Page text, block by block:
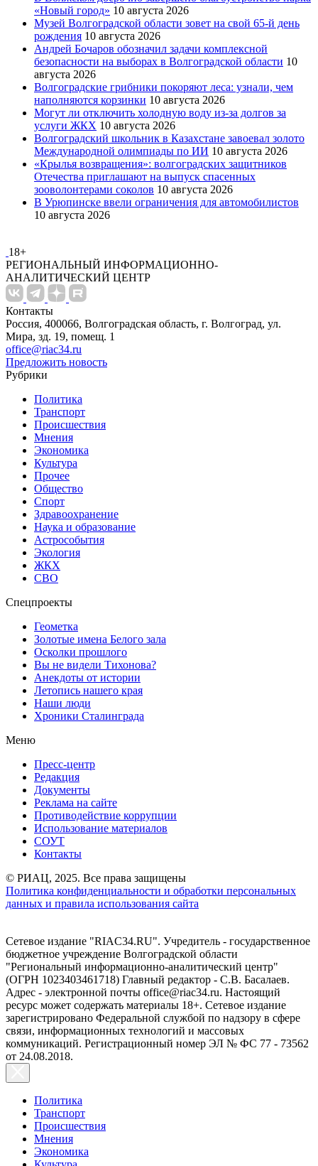
«Новый город» 10 августа 2026
Музей Волгоградской области зовет на свой 65-й день
рождения 10 августа 2026
Андрей Бочаров обозначил задачи комплексной
безопасности на выборах в Волгоградской области 10
августа 2026
Волгоградские грибники покоряют леса: узнали, чем
наполняются корзинки 10 августа 2026
Могут ли отключить холодную воду из-за долгов за
услуги ЖКХ 10 августа 2026
Волгоградский школьник в Казахстане завоевал золото
Международной олимпиады по ИИ 10 августа 2026
«Крылья возвращения»: волгоградских защитников
Отечества приглашают на выпуск спасенных
зооволонтерами соколов 10 августа 2026
В Урюпинске ввели ограничения для автомобилистов
10 августа 2026
18+
РЕГИОНАЛЬНЫЙ ИНФОРМАЦИОННО-
АНАЛИТИЧЕСКИЙ ЦЕНТР
Контакты
Россия, 400066, Волгоградская область, г. Волгоград, ул.
Мира, зд. 19, помещ. 1
office@riac34.ru
Предложить новость
Рубрики
Политика
Транспорт
Происшествия
Мнения
Экономика
Культура
Прочее
Общество
Спорт
Здравоохранение
Наука и образование
Астрособытия
Экология
ЖКХ
СВО
Спецпроекты
Геометка
Золотые имена Белого зала
Осколки прошлого
Вы не видели Тихонова?
Анекдоты от истории
Летопись нашего края
Наши люди
Хроники Сталинграда
Меню
Пресс-центр
Редакция
Документы
Реклама на сайте
Противодействие коррупции
Использование материалов
СОУТ
Контакты
© РИАЦ, 2025. Все права защищены
Политика конфиденциальности и обработки персональных
данных и правила использования сайта
Сетевое издание "RIAC34.RU". Учредитель - государственное
бюджетное учреждение Волгоградской области
"Региональный информационно-аналитический центр"
(ОГРН 1023403461718) Главный редактор - С.В. Басалаев.
Адрес - электронной почты office@riac34.ru. Настоящий
ресурс может содержать материалы 18+. Сетевое издание
зарегистрировано Федеральной службой по надзору в сфере
связи, информационных технологий и массовых
коммуникаций. Регистрационный номер ЭЛ № ФС 77 - 73562
от 24.08.2018.
Политика
Транспорт
Происшествия
Мнения
Экономика